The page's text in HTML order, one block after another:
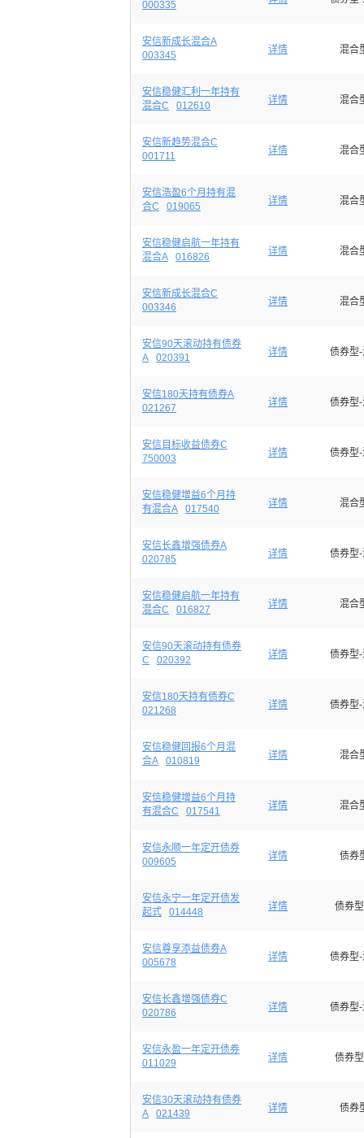
000335
安信新成长混合A
003345
详情 混合
安信稳健汇利一年持有
混合C
012610 详情 混合
安信新趋势混合C
001711
详情 混合
安信浩盈6个月持有混
合C
019065 详情 混合
安信稳健启航一年持有
混合A
016826 详情 混合
安信新成长混合C
003346
详情 混合
安信90天滚动持有债券
A
020391 详情 债券型
安信180天持有债券A
021267
详情 债券型
安信目标收益债券C
750003
详情 债券型
安信稳健增益6个月持
有混合A
017540 详情 混合
安信长鑫增强债券A
020785
详情 债券型
安信稳健启航一年持有
混合C
016827 详情 混合
安信90天滚动持有债券
C
020392 详情 债券型
安信180天持有债券C
021268
详情 债券型
安信稳健回报6个月混
合A
010819 详情 混合
安信稳健增益6个月持
有混合C
017541 详情 混合
安信永顺一年定开债券
009605
详情 债券
安信永宁一年定开债发
起式
014448 详情 债券
安信尊享添益债券A
005678
详情 债券型
安信长鑫增强债券C
020786
详情 债券型
安信永盈一年定开债券
011029
详情 债券
安信30天滚动持有债券
A
021439 详情 债券